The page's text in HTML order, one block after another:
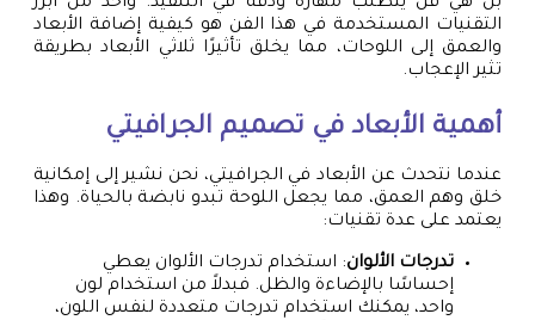
التقنيات المستخدمة في هذا الفن هو كيفية إضافة الأبعاد
والعمق إلى اللوحات، مما يخلق تأثيرًا ثلاثي الأبعاد بطريقة
تثير الإعجاب.
أهمية الأبعاد في تصميم الجرافيتي
عندما نتحدث عن الأبعاد في الجرافيتي، نحن نشير إلى إمكانية
خلق وهم العمق، مما يجعل اللوحة تبدو نابضة بالحياة. وهذا
يعتمد على عدة تقنيات:
تدرجات الألوان: استخدام تدرجات الألوان يعطي
إحساسًا بالإضاءة والظل. فبدلاً من استخدام لون
واحد، يمكنك استخدام تدرجات متعددة لنفس اللون،